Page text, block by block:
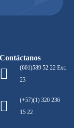
(601)589 52 22 Ext:
23
(+57)(1) 320 236
15 22